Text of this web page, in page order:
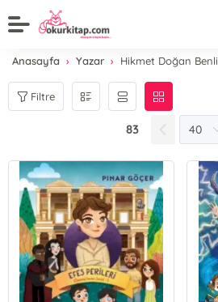
Anasayfa Yazar Hikmet Doğan Benli
Filtre
83